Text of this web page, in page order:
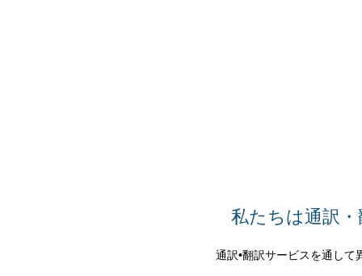
私たちは通訳
通訳•翻訳サービスを通し